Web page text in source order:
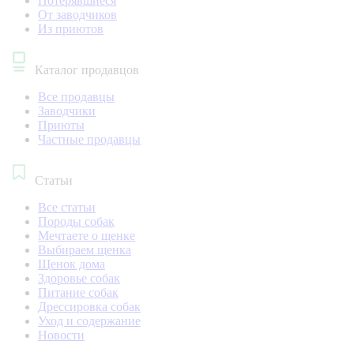
От заводчиков
Из приютов
Каталог продавцов
Все продавцы
Заводчики
Приюты
Частные продавцы
Статьи
Все статьи
Породы собак
Мечтаете о щенке
Выбираем щенка
Щенок дома
Здоровье собак
Питание собак
Дрессировка собак
Уход и содержание
Новости